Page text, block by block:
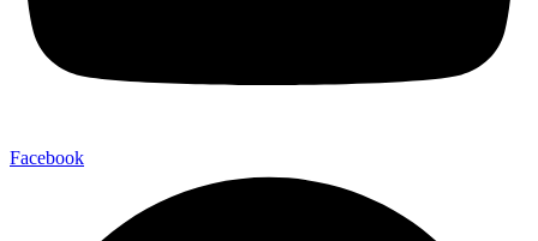
Facebook